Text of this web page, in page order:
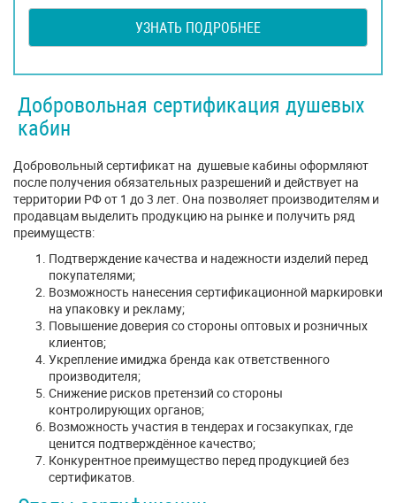
УЗНАТЬ ПОДРОБНЕЕ
Добровольная сертификация душевых
кабин
Добровольный сертификат на душевые кабины оформляют
после получения обязательных разрешений и действует на
территории РФ от 1 до 3 лет. Она позволяет производителям и
продавцам выделить продукцию на рынке и получить ряд
преимуществ:
Подтверждение качества и надежности изделий перед
покупателями;
Возможность нанесения сертификационной маркировки
на упаковку и рекламу;
Повышение доверия со стороны оптовых и розничных
клиентов;
Укрепление имиджа бренда как ответственного
производителя;
Снижение рисков претензий со стороны
контролирующих органов;
Возможность участия в тендерах и госзакупках, где
ценится подтверждённое качество;
Конкурентное преимущество перед продукцией без
сертификатов.